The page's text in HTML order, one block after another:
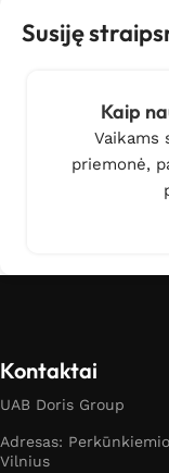
Susiję
Kaip
Vaikams
priemonė,
Kontaktai
UAB Doris Group
Adresas: Perkūnkiemio
Vilnius